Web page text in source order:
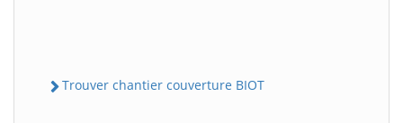
Trouver chantier couverture BIOT